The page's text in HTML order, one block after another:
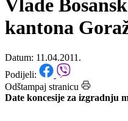
Održana
Vlade
kantona
Datum: 11.04.2011.